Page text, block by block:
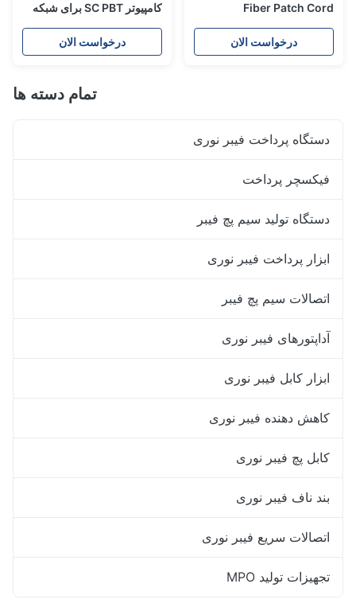
Fiber Patch Cord
Connectorدرخواست الان
کامپیوتر SC PBT برای شبکه
درخواست الان
تمام دسته ها
دستگاه پرداخت فیبر نوری
فیکسچر پرداخت
دستگاه تولید سیم پچ فیبر
ابزار پرداخت فیبر نوری
اتصالات سیم پچ فیبر
آداپتورهای فیبر نوری
ابزار کابل فیبر نوری
کاهش دهنده فیبر نوری
کابل پچ فیبر نوری
بند ناف فیبر نوری
اتصالات سریع فیبر نوری
تجهیزات تولید MPO